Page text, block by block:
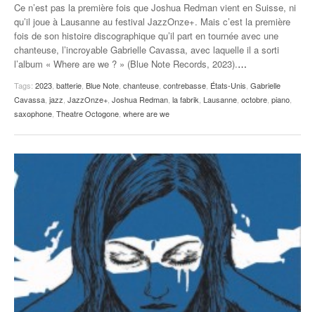
Ce n’est pas la première fois que Joshua Redman vient en Suisse, ni
qu’il joue à Lausanne au festival JazzOnze+. Mais c’est la première
fois de son histoire discographique qu’il part en tournée avec une
chanteuse, l’incroyable Gabrielle Cavassa, avec laquelle il a sorti
l’album « Where are we ? » (Blue Note Records, 2023).…
Tags: 2023 batterie Blue Note chanteuse contrebasse États-Unis Gabrielle
Cavassa jazz JazzOnze+ Joshua Redman la fabrik Lausanne octobre piano
saxophone Theatre Octogone where are we